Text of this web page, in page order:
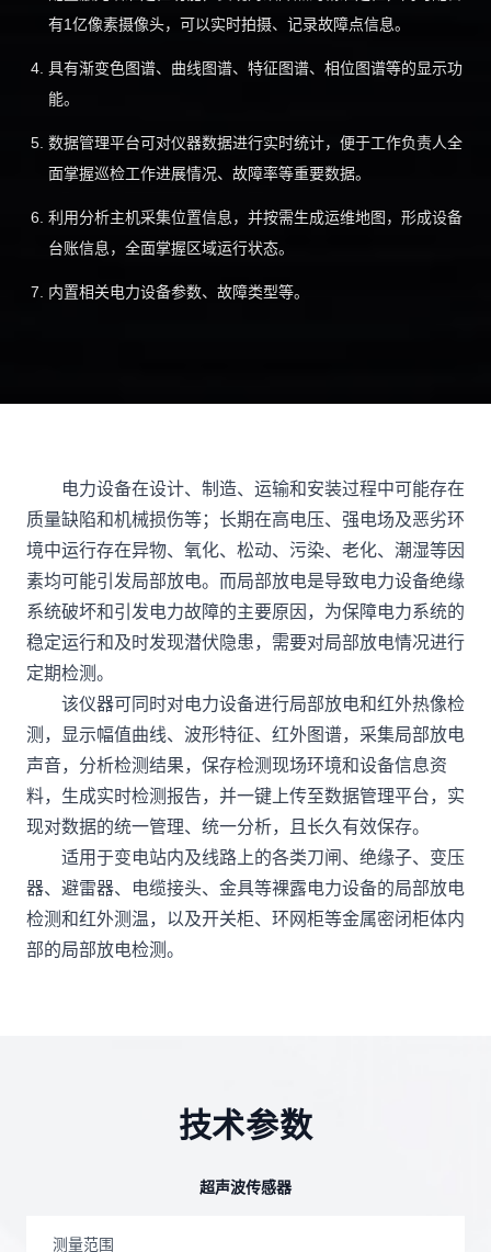
有1亿像素摄像头，可以实时拍摄、记录故障点信息。
具有渐变色图谱、曲线图谱、特征图谱、相位图谱等的显示功
能。
数据管理平台可对仪器数据进行实时统计，便于工作负责人全
面掌握巡检工作进展情况、故障率等重要数据。
利用分析主机采集位置信息，并按需生成运维地图，形成设备
台账信息，全面掌握区域运行状态。
内置相关电力设备参数、故障类型等。
电力设备在设计、制造、运输和安装过程中可能存在
质量缺陷和机械损伤等；长期在高电压、强电场及恶劣环
境中运行存在异物、氧化、松动、污染、老化、潮湿等因
素均可能引发局部放电。而局部放电是导致电力设备绝缘
系统破坏和引发电力故障的主要原因，为保障电力系统的
稳定运行和及时发现潜伏隐患，需要对局部放电情况进行
定期检测。
该仪器可同时对电力设备进行局部放电和红外热像检
测，显示幅值曲线、波形特征、红外图谱，采集局部放电
声音，分析检测结果，保存检测现场环境和设备信息资
料，生成实时检测报告，并一键上传至数据管理平台，实
现对数据的统一管理、统一分析，且长久有效保存。
适用于变电站内及线路上的各类刀闸、绝缘子、变压
器、避雷器、电缆接头、金具等裸露电力设备的局部放电
检测和红外测温，以及开关柜、环网柜等金属密闭柜体内
部的局部放电检测。
技术参数
超声波传感器
测量范围